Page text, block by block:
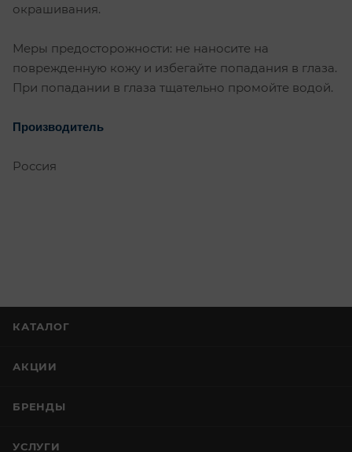
окрашивания.
Меры предосторожности: не наносите на
поврежденную кожу и избегайте попадания в глаза.
При попадании в глаза тщательно промойте водой.
Производитель
Россия
КАТАЛОГ
АКЦИИ
БРЕНДЫ
УСЛУГИ